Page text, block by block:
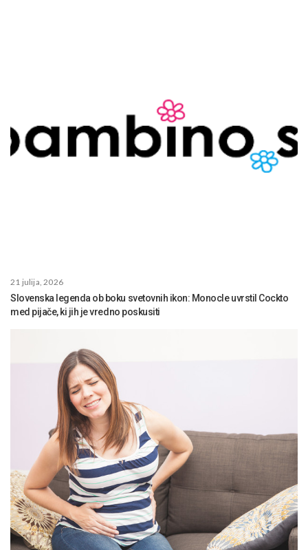
21 julija, 2026
Slovenska legenda ob boku svetovnih ikon: Monocle uvrstil Cockto
med pijače, ki jih je vredno poskusiti